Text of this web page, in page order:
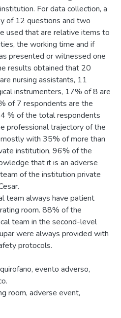
For data collection, a
of 12 questions and two
used that are relative items to
the working time and if
presented or witnessed one
results obtained that 20
nursing assistants, 11
instrumenters, 17% of 8 are
of 7 respondents are the
% of the total respondents
professional trajectory of the
with 35% of more than
institution, 96% of the
that it is an adverse
of the institution private
team always have patient
room. 88% of the
team in the second-level
were always provided with
protocols.
evento adverso,
room, adverse event,